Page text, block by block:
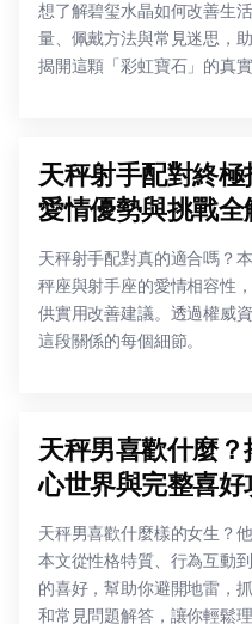
想了解碧玺水晶如何改善生
量、佩戴方法與常見迷思，
揭開這顆「彩虹寶石」的真實
天秤射手配對終極
愛情優勢與挑戰全
天秤射手配對真的適合嗎？
秤座與射手座的愛情相容性
供實用改善建議。透過權威
這段關係的每個細節。
天秤男喜歡什麼
心世界與完整喜好
天秤男喜歡什麼樣的女生？
本文從性格特質、行為互動
的喜好，幫助你避開地雷，
和常見問題解答，讓你輕鬆